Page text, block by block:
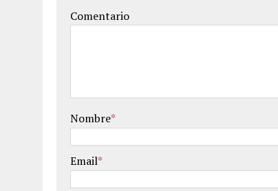
Comentario
Nombre*
Email*